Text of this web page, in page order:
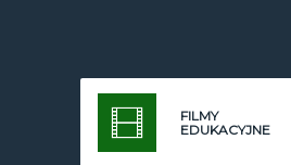
FILMY
EDUKACYJNE